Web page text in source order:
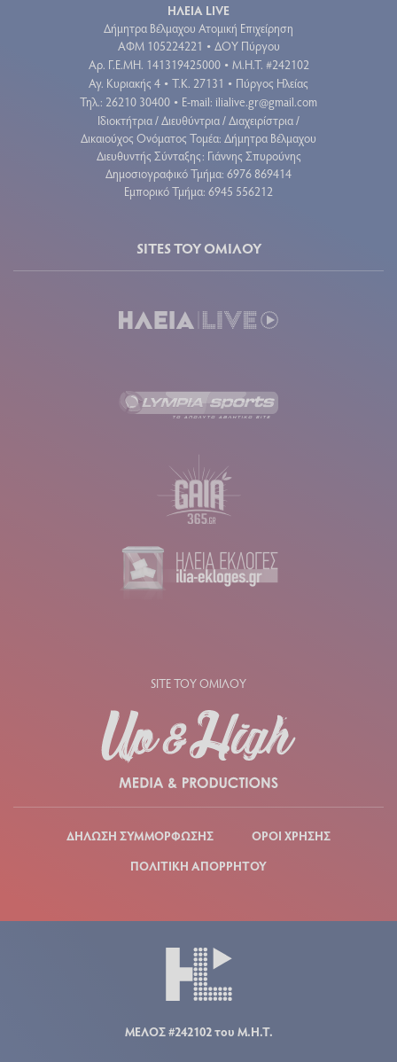
ΗΛΕΙΑ LIVE
Δήμητρα Βέλμαχου Ατομική Επιχείρηση
ΑΦΜ 105224221 • ΔΟΥ Πύργου
Aρ. Γ.Ε.ΜΗ. 141319425000 • Μ.Η.Τ. #242102
Αγ. Κυριακής 4 • Τ.Κ. 27131 • Πύργος Ηλείας
Τηλ.: 26210 30400 • E-mail: ilialive.gr@gmail.com
Ιδιοκτήτρια / Διευθύντρια / Διαχειρίστρια /
Δικαιούχος Ονόματος Τομέα: Δήμητρα Βέλμαχου
Διευθυντής Σύνταξης: Γιάννης Σπυρούνης
Δημοσιογραφικό Τμήμα: 6976 869414
Εμπορικό Τμήμα: 6945 556212
SITES ΤΟΥ ΟΜΙΛΟΥ
SITE ΤΟΥ ΟΜΙΛΟΥ
ΔΗΛΩΣΗ ΣΥΜΜΟΡΦΩΣΗΣ
ΟΡΟΙ ΧΡΗΣΗΣ
ΠΟΛΙΤΙΚΗ ΑΠΟΡΡΗΤΟΥ
ΜΕΛΟΣ #242102 του Μ.Η.Τ.